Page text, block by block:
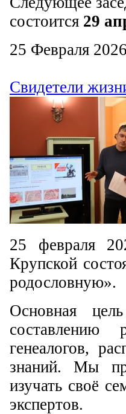
состоится 29
25 Февраля
Свидетели
25 февраля
Крупской
родословную».
Основная
составлению
генеалогов,
знаний. Мы
изучать своё
экспертов.